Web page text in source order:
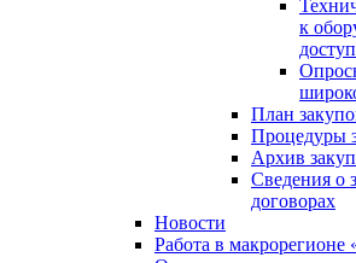
к
План
Процедуры
Архив
Сведения о
договорах
Новости
Работа в макрорегионе